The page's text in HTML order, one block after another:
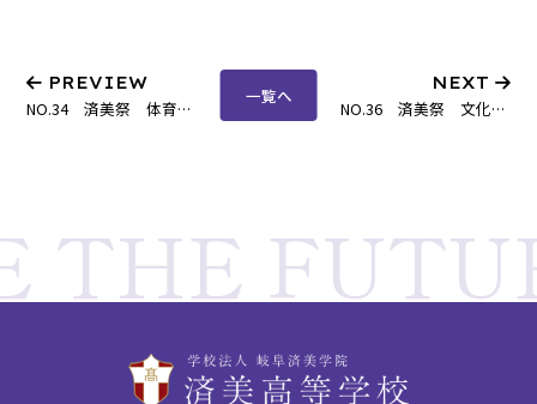
PREVIEW
NO.34 済美祭 体育大会の部
一覧へ
NEXT
NO.36 済美祭 文化祭2日目